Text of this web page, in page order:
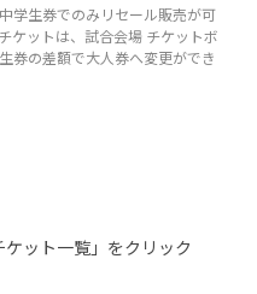
学生券でのみリセール販売が可
ケットは、試合会場 チケットボ
券の差額で大人券へ変更ができ
ット一覧」をクリック